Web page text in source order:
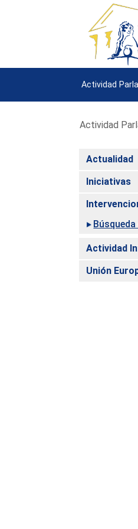
Actividad
Actividad
Actualidad
Iniciativas
Actividad
Unión